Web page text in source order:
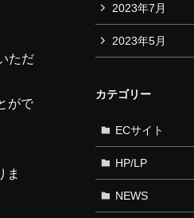
ただ
がで
ま
2023年7月
2023年5月
カテゴリー
ECサイト
HP/LP
NEWS